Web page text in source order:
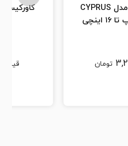
کیف دستی یونیک مدل CYPRUS
تومان